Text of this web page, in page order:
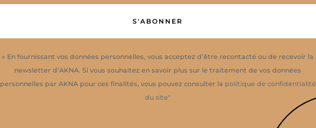
S'ABONNER
« En fournissant vos données personnelles, vous acceptez d’être recontacté ou de recevoir la
newsletter d’AKNA. Si vous souhaitez en savoir plus sur le traitement de vos données
personnelles par AKNA pour ces finalités, vous pouvez consulter la politique de confidentialité
du site"